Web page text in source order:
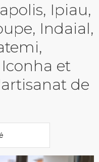
Ipiau,
Indaial,
et
de